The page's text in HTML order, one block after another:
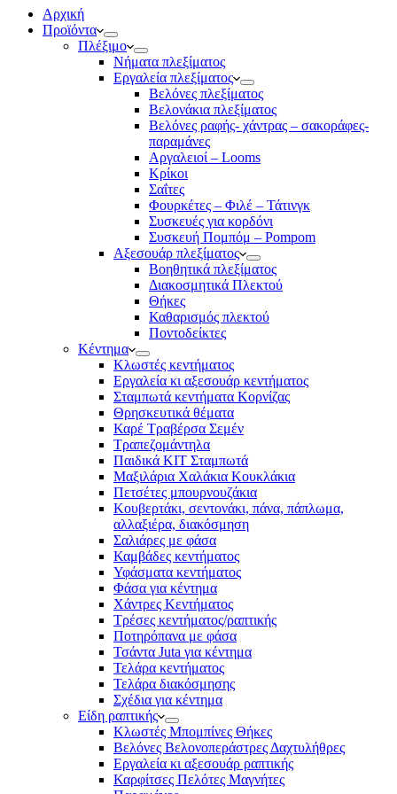
Αρχική
Προϊόντα
Πλέξιμο
Νήματα πλεξίματος
Εργαλεία πλεξίματος
Βελόνες πλεξίματος
Βελονάκια πλεξίματος
Βελόνες ραφής- χάντρας – σακοράφες-
παραμάνες
Αργαλειοί – Looms
Κρίκοι
Σαΐτες
Φουρκέτες – Φιλέ – Τάτινγκ
Συσκευές για κορδόνι
Συσκευή Πομπόμ – Pompom
Αξεσουάρ πλεξίματος
Βοηθητικά πλεξίματος
Διακοσμητικά Πλεκτού
Θήκες
Καθαρισμός πλεκτού
Ποντοδείκτες
Κέντημα
Κλωστές κεντήματος
Eργαλεία κι αξεσουάρ κεντήματος
Σταμπωτά κεντήματα Κορνίζας
Θρησκευτικά θέματα
Καρέ Τραβέρσα Σεμέν
Τραπεζομάντηλα
Παιδικά KIT Σταμπωτά
Μαξιλάρια Χαλάκια Κουκλάκια
Πετσέτες μπουρνουζάκια
Κουβερτάκι, σεντονάκι, πάνα, πάπλωμα,
αλλαξιέρα, διακόσμηση
Σαλιάρες με φάσα
Καμβάδες κεντήματος
Υφάσματα κεντήματος
Φάσα για κέντημα
Χάντρες Κεντήματος
Τρέσες κεντήματος/ραπτικής
Ποτηρόπανα με φάσα
Τσάντα Juta για κέντημα
Τελάρα κεντήματος
Τελάρα διακόσμησης
Σχέδια για κέντημα
Είδη ραπτικής
Κλωστές Μπομπίνες Θήκες
Βελόνες Βελονοπεράστρες Δαχτυλήθρες
Εργαλεία κι αξεσουάρ ραπτικής
Καρφίτσες Πελότες Μαγνήτες